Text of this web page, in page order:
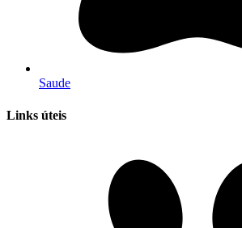
Saude
Links úteis